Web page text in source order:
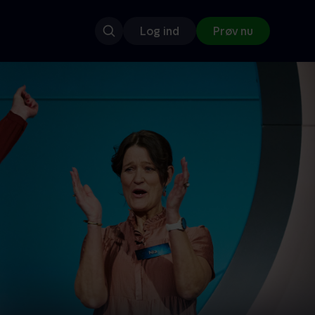
Log ind Prøv nu